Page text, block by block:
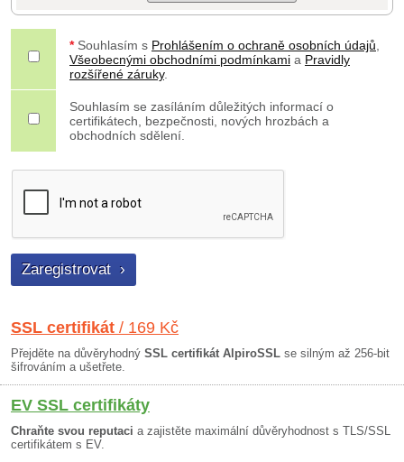
* Souhlasím s Prohlášením o ochraně osobních údajů
Všeobecnými obchodními podmínkami a Pravidly
rozšířené záruky.
Souhlasím se zasíláním důležitých informací o
certifikátech, bezpečnosti, nových hrozbách a
obchodních sdělení.
SSL certifikát / 169 Kč
Přejděte na důvěryhodný SSL certifikát AlpiroSSL se silným až 256-bit
šifrováním a ušetřete.
EV SSL certifikáty
Chraňte svou reputaci a zajistěte maximální důvěryhodnost s TLS/SSL
certifikátem s EV.